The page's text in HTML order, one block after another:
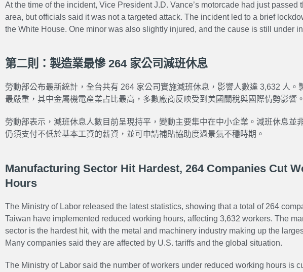
At the time of the incident, Vice President J.D. Vance’s motorcade had just passed
area, but officials said it was not a targeted attack. The incident led to a brief
the White House. One minor was also slightly injured, and the cause is still under
第二則：製造業最慘 264 家公司減班休息
勞動部公布最新統計，全台共有 264 家公司實施減班休息，影響人數達 3,632 人。
最嚴重，其中金屬機電產業占比最高，多數廠商反映受到美國關稅與國際情勢影響。
勞動部表示，減班休息人數目前呈現持平，變動主要集中在中小企業。減班休息並
仍須支付不低於基本工資的薪資，並可申請補貼協助度過景氣不穩時期。
Manufacturing Sector Hit Hardest, 264 Companies Cut
Hours
The Ministry of Labor released the latest statistics, showing that a total of 264
Taiwan have implemented reduced working hours, affecting 3,632 workers. The
sector is the hardest hit, with the metal and machinery industry making up the
Many companies said they are affected by U.S. tariffs and the global situation.
The Ministry of Labor said the number of workers under reduced working hours is